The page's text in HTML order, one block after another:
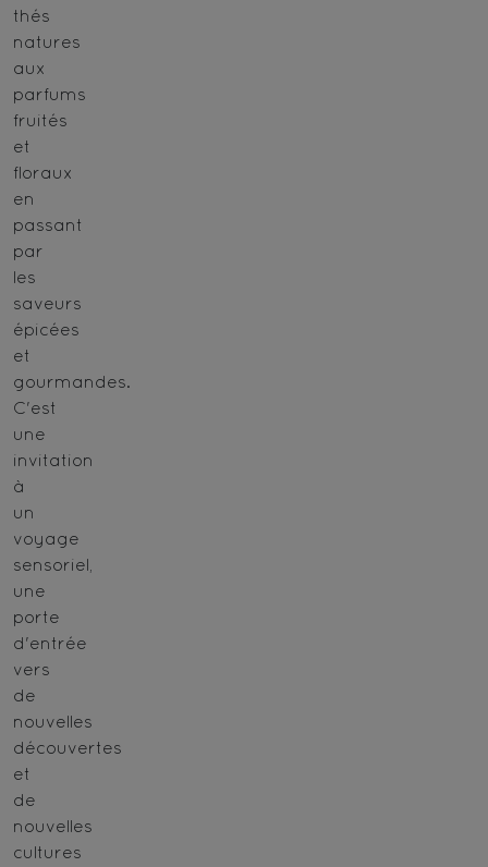
thés
natures
aux
parfums
fruités
et
floraux
en
passant
par
les
saveurs
épicées
et
gourmandes.
C'est
une
invitation
à
un
voyage
sensoriel,
une
porte
d'entrée
vers
de
nouvelles
découvertes
et
de
nouvelles
cultures